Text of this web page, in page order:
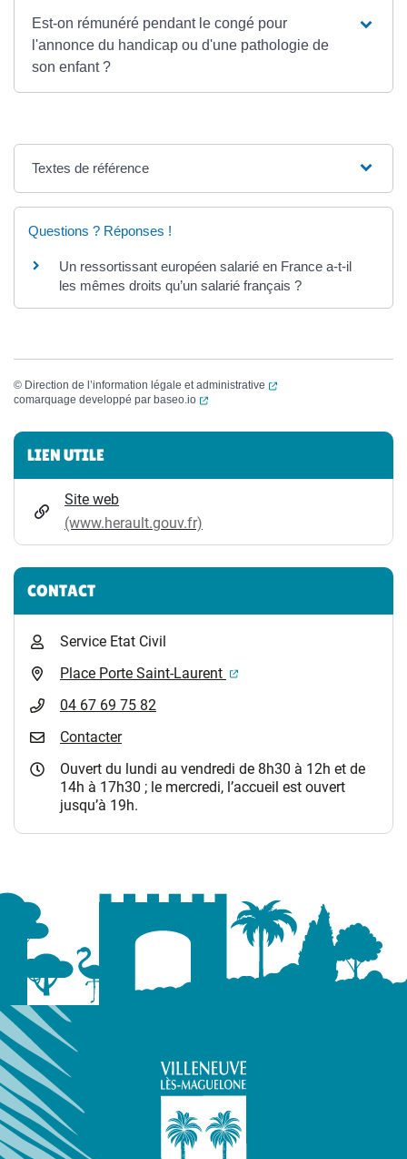
Est-on rémunéré pendant le congé pour
l'annonce du handicap ou d'une pathologie de
son enfant ?
Textes de référence
Questions ? Réponses !
Un ressortissant européen salarié en France a-t-il
les mêmes droits qu’un salarié français ?
© Direction de l’information légale et administrative
(ouverture dans un
comarquage developpé par baseo.io (ouverture dans un nouvel onglet)
Informations complémentaires
LIEN UTILE
Site web
(www.herault.gouv.fr)
CONTACT
Service Etat Civil
Place Porte Saint-Laurent
(ouverture dans un
04 67 69 75 82
Contacter
Ouvert du lundi au vendredi de 8h30 à 12h et de
14h à 17h30 ; le mercredi, l’accueil est ouvert
jusqu’à 19h.